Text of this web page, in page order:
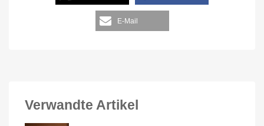
E-Mail
Verwandte Artikel